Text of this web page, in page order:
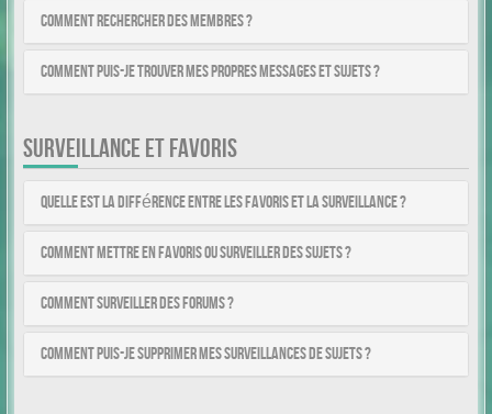
Comment rechercher des membres ?
Comment puis-je trouver mes propres messages et sujets ?
SURVEILLANCE ET FAVORIS
Quelle est la différence entre les favoris et la surveillance ?
Comment mettre en favoris ou surveiller des sujets ?
Comment surveiller des forums ?
Comment puis-je supprimer mes surveillances de sujets ?